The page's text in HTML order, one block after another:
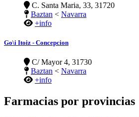
C. Santa Maria, 33, 31720
Baztan < Navarra
+info
Go\i Itoiz - Concepcion
C/ Mayor 4, 31730
Baztan < Navarra
+info
Farmacias por provincias